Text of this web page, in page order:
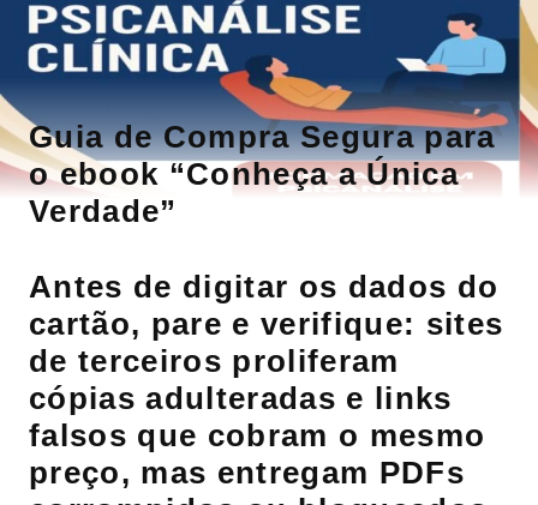
Guia de Compra Segura para
o ebook “Conheça a Única
Verdade”
Antes de digitar os dados do
cartão, pare e verifique: sites
de terceiros proliferam
cópias adulteradas e links
falsos que cobram o mesmo
preço, mas entregam PDFs